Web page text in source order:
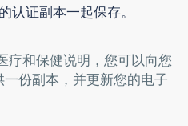
认证副本一起保存。
疗和保健说明，您可以向您
份副本，并更新您的电子